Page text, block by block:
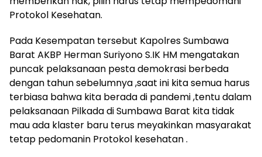
Protokol Kesehatan.
Pada Kesempatan tersebut Kapolres Sumbawa
Barat AKBP Herman Suriyono S.IK HM mengatakan
puncak pelaksanaan pesta demokrasi berbeda
dengan tahun sebelumnya ,saat ini kita semua harus
terbiasa bahwa kita berada di pandemi ,tentu dalam
pelaksanaan Pilkada di Sumbawa Barat kita tidak
mau ada klaster baru terus meyakinkan masyarakat
tetap pedomanin Protokol kesehatan .